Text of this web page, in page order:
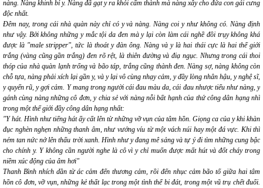
nàng. Nàng khinh bỉ y. Nàng đã gạt y ra khỏi cấm thành mà nàng xây cho đứa con gái cưng
độc nhất.
Đêm nay, trong cái nhà quàn này chỉ có y và nàng. Nàng coi y như không có. Nàng định
như vậy. Bởi không những y mắc tội da đenmà y lại còn làm cái nghề đồi trụy không khá
được là "male stripper", tức là thoát y đàn ông. Nàng và y là hai thái cực là hai thế giới
trắng (vàng cũng gần trắng) đen rõ rệt, là thiên đường và điạ ngục. Nhưng trong cái thoi
thóp của nhà quàn lạnh trống và bão táp, trắng cũng thành đen. Nàng sợ, nàng không còn
chỗ tựa, nàng phải xích lại gần y, và y lại vô cùng nhạy cảm, y đầy lòng nhân hậu, y nghệ sĩ,
y quyến rũ, y gợi cảm. Y mang trong người cái đau màu da, cái đau nhược tiểu như nàng, y
gánh cùng nàng những cô đơn, y chia sẻ với nàng nỗi bất hạnh của thứ công dân hạng nhì
trong một thế giới đầy công dân hạng nhất:
"Y hát. Hình như tiếng hát ấy cất lên từ những vỡ vụn của tâm hồn. Giọng ca của y khi khàn
đục nghèn nghẹn những thanh âm, như vướng víu từ một vách núi hay một đá vực. Khi thì
ném tan nức nở lên thấu trời xanh. Hình như y đang mê sảng và tự ý đi tìm những cung bậc
cho chính y. Y không cần người nghe là cô vì y chỉ muốn được mất hút và đốt cháy trong
niềm xúc động của âm hơi"
Thanh Bình nhích dần từ ác cảm đến thương cảm, rồi đến nhục cảm bão tố giữa hai tâm
hồn cô đơn, vỡ vụn, những kẻ thất lạc trong một tình thế bi đát, trong một vũ trụ chết đuối.